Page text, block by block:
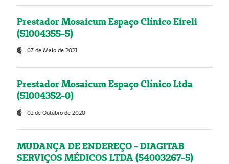
Prestador Mosaicum Espaço Clínico Eireli
(51004355-5)
07 de Maio de 2021
Prestador Mosaicum Espaço Clínico Ltda
(51004352-0)
01 de Outubro de 2020
MUDANÇA DE ENDEREÇO - DIAGITAB
SERVIÇOS MÉDICOS LTDA (54003267-5)